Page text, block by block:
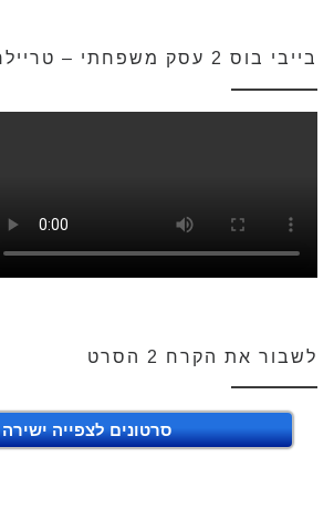
בייבי בוס 2 עסק משפחתי – טריילר רשמי מדובב
לשבור את הקרח 2 הסרט
סרטונים לצפייה ישירה